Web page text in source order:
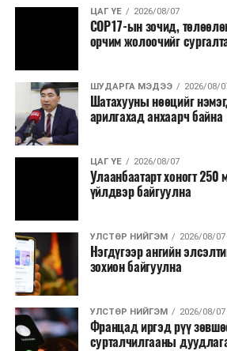
ЦАГ ҮЕ 2026/08/07
COP17-ын зочид,
орчим жолоочийг
ШУДАРГА МЭДЭЭ 2026/08/
Шатахууны нөөцийг
арилгахад анхаарч байна
ЦАГ ҮЕ 2026/08/07
Улаанбаатарт хоногт 250
үйлдвэр байгуулна
УЛСТӨР НИЙГЭМ 2026/08/07
Нэгдүгээр ангийн
зохион байгуулна
УЛСТӨР НИЙГЭМ 2026/08/07
Францад иргэд рүү
сурталчилгааны